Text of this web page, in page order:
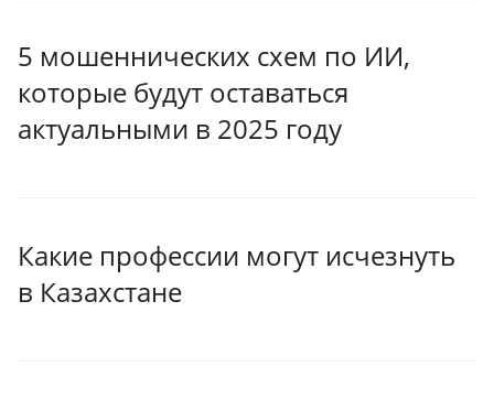
5 мошеннических схем по ИИ,
которые будут оставаться
актуальными в 2025 году
Какие профессии могут исчезнуть
в Казахстане